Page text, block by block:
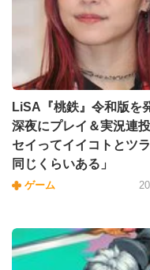
LiSA『桃鉄』令和版を
深夜にプレイ＆実況連
セイってイイコトとツ
同じくらいある」
ゲーム